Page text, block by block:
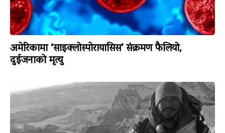
अमेरिकामा ‘साइक्लोस्पोरायासिस’ संक्रमण फैलियो,
दुईजनाको मृत्यु